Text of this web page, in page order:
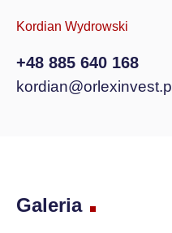
Kordian Wydrowski
+48 885 640 168
kordian@orlexinvest.pl
Galeria